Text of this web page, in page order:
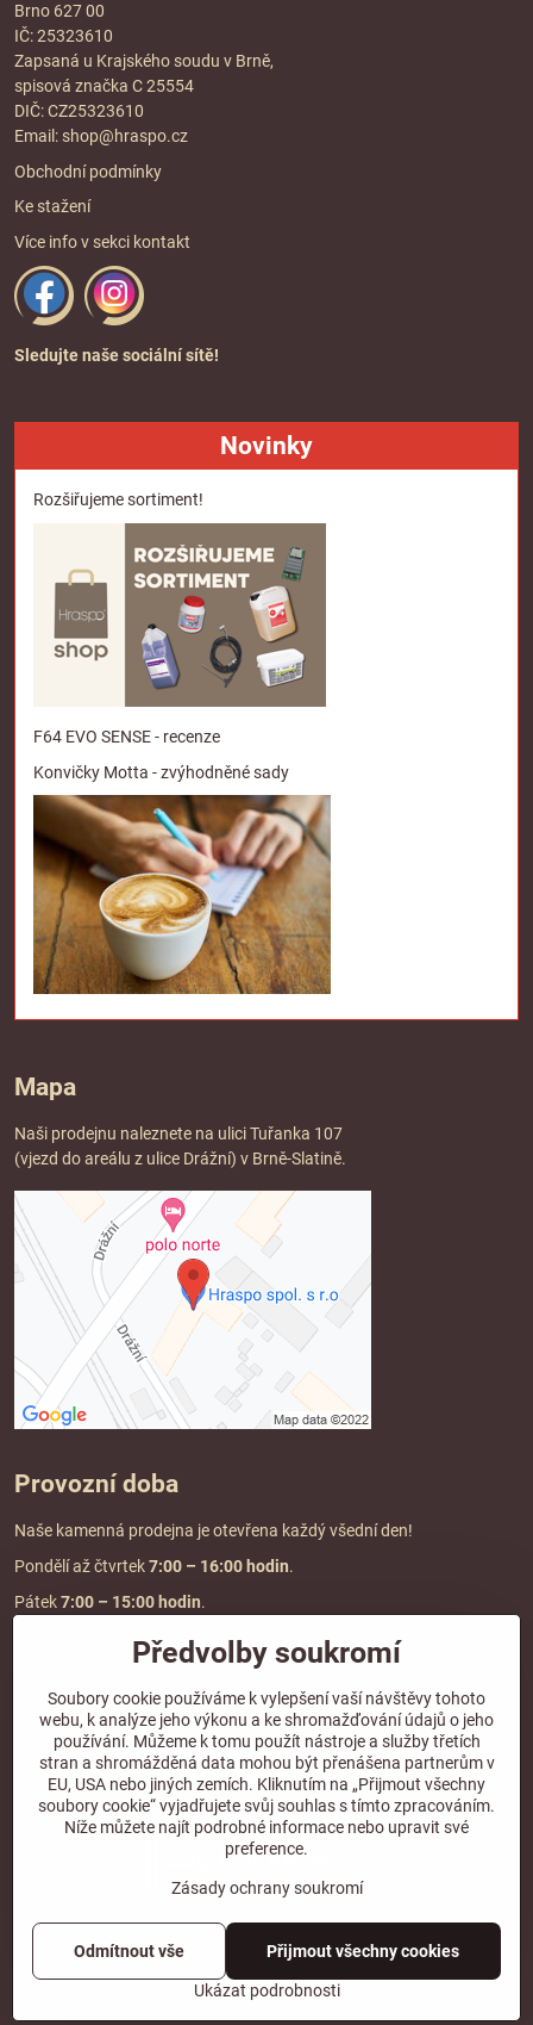
Brno 627 00
IČ: 25323610
Zapsaná u Krajského soudu v Brně,
spisová značka C 25554
DIČ: CZ25323610
Email: shop@hraspo.cz
Obchodní podmínky
Ke stažení
Více info v sekci kontakt
Sledujte naše sociální sítě!
Novinky
Rozšiřujeme sortiment!
F64 EVO SENSE - recenze
Konvičky Motta - zvýhodněné sady
Mapa
Naši prodejnu naleznete na ulici Tuřanka 107
(vjezd do areálu z ulice Drážní) v Brně-Slatině.
Provozní doba
Naše kamenná prodejna je otevřena každý všední den!
Pondělí až čtvrtek7:00 – 16:00 hodin.
Pátek7:00 – 15:00 hodin.
Doprava a platba
DOPRAVA ZDARMA
při objednávce nad2000 Kč vč. DPH.
*Nevztahuje se na paletovou přepravu.
©2026CopyrightPředvolby soukromíZásady ochrany soukromí
Vytvořeno systémem:ByznysWeb.cz
Předvolby soukromí
Soubory cookie používáme k vylepšení vaší návštěvy tohoto
webu, k analýze jeho výkonu a ke shromažďování údajů o jeho
používání. Můžeme k tomu použít nástroje a služby třetích
stran a shromážděná data mohou být přenášena partnerům v
EU, USA nebo jiných zemích. Kliknutím na „Přijmout všechny
soubory cookie“ vyjadřujete svůj souhlas s tímto zpracováním.
Níže můžete najít podrobné informace nebo upravit své
preference.
Zásady ochrany soukromí
Ukázat podrobnosti
Přijmout všechny cookies
Odmítnout vše